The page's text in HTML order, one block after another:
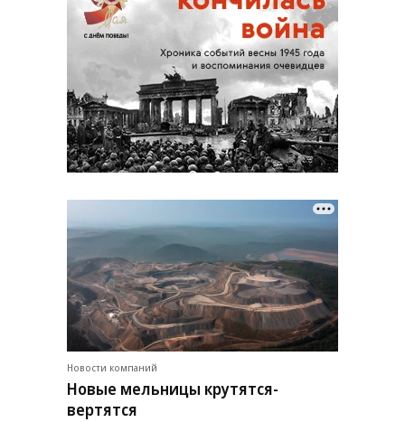
Новости компаний
Новые мельницы крутятся-
вертятся